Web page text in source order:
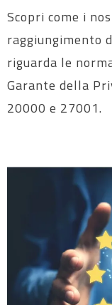
Scopri come i
raggiungimento
riguarda le
Garante della
20000 e 27001.